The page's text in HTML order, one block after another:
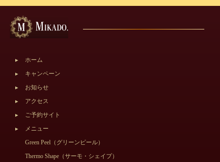
ホーム
キャンペーン
お知らせ
アクセス
ご予約サイト
メニュー
Green Peel（グリーンピール）
Thermo Shape（サーモ・シェイプ）